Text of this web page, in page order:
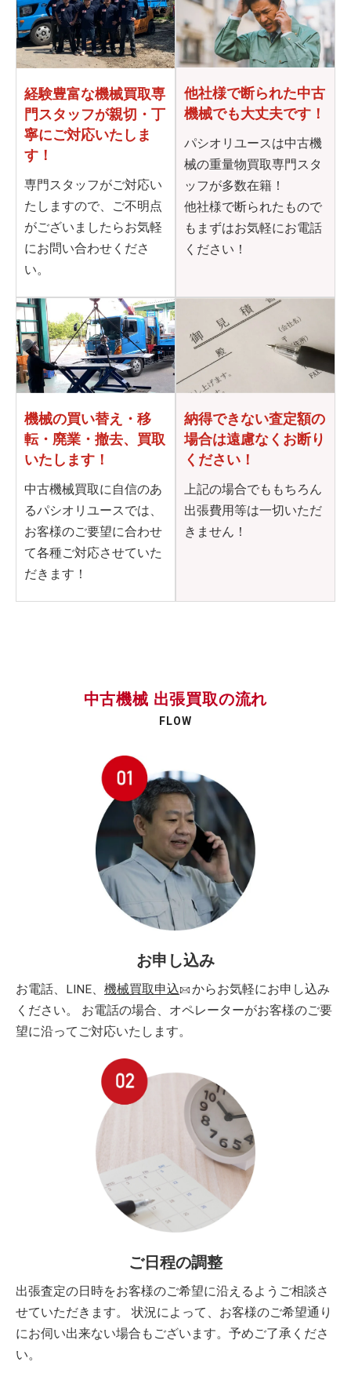
経験豊富な機械買取専
門スタッフが親切・丁
寧にご対応いたしま
す！
専門スタッフがご対応い
たしますので、ご不明点
がございましたらお気軽
にお問い合わせくださ
い。
他社様で断られた中古
機械でも大丈夫です！
パシオリユースは中古機
械の重量物買取専門スタ
ッフが多数在籍！
他社様で断られたもので
もまずはお気軽にお電話
ください！
機械の買い替え・移
転・ 廃業・撤去、買取
いたします！
中古機械買取に自信のあ
るパシオリユースでは、
お客様のご要望に合わせ
て各種ご対応させていた
だきます！
納得できない査定額の
場合は遠慮なくお断り
ください！
上記の場合でももちろん
出張費用等は一切いただ
きません！
中古機械 出張買取の流れ
FLOW
お申し込み
お電話、LINE、 機械買取申込
からお気軽にお申し込み
ください。 お電話の場合、オペレーターがお客様のご要
望に沿ってご対応いたします。
ご日程の調整
出張査定の日時をお客様のご希望に沿えるようご相談さ
せていただきます。 状況によって、お客様のご希望通り
にお伺い出来ない場合もございます。予めご了承くださ
い。